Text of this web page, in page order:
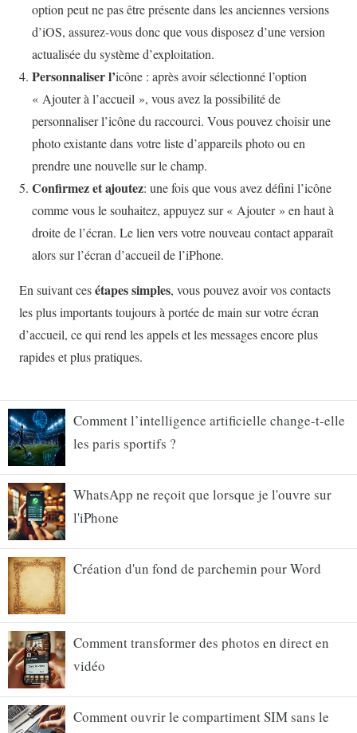
Comment l’intelligence artificielle change-t-elle
les paris sportifs ?
WhatsApp ne reçoit que lorsque je l'ouvre sur
l'iPhone
Création d'un fond de parchemin pour Word
Comment transformer des photos en direct en
vidéo
Comment ouvrir le compartiment SIM sans le